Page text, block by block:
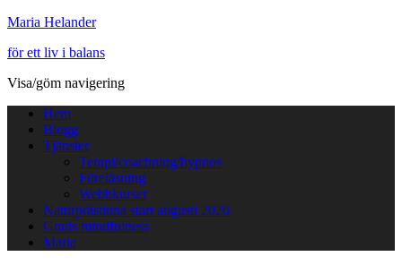
Maria Helander
för ett liv i balans
Visa/göm navigering
Hem
Blogg
Tjänster
Terapi/coachning/hypnos
Föreläsning
Webbkurser
Naturprästinna start augusti 2026
Gratis mindfulness
Maria